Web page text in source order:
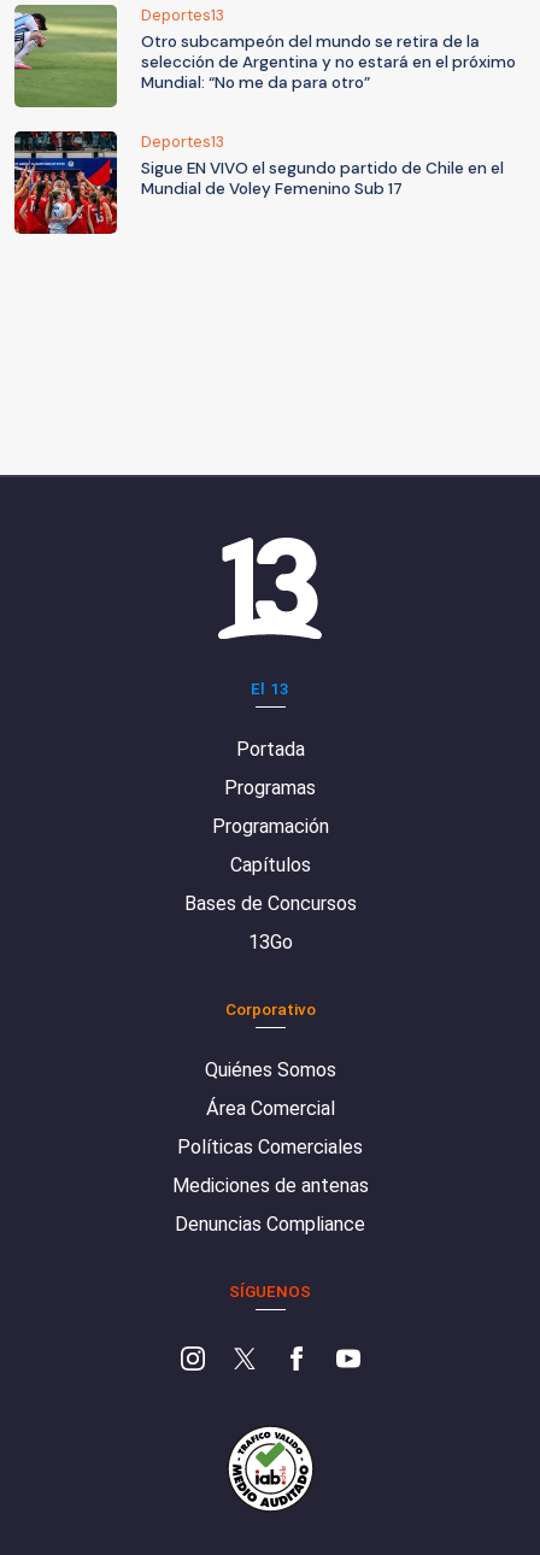
Deportes13
Otro subcampeón del mundo se retira de la
selección de Argentina y no estará en el próximo
Mundial: “No me da para otro”
Deportes13
Sigue EN VIVO el segundo partido de Chile en el
Mundial de Voley Femenino Sub 17
El 13
Portada
Programas
Programación
Capítulos
Bases de Concursos
13Go
Corporativo
Quiénes Somos
Área Comercial
Políticas Comerciales
Mediciones de antenas
Denuncias Compliance
SÍGUENOS